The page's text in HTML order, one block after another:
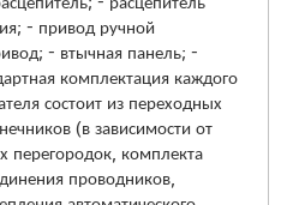
- привод ручной
- втычная панель; -
комплектация каждого
состоит из переходных
(в зависимости от
перегородок, комплекта
проводников,